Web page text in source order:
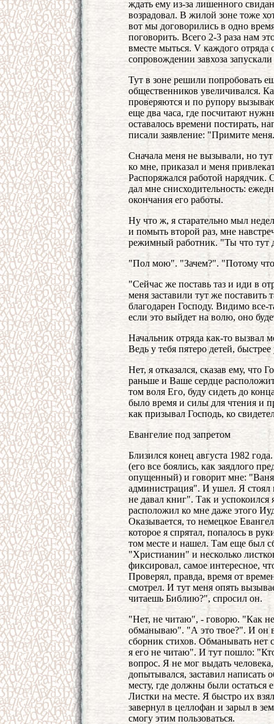
ждать ему из-за лишенного
возрадовал. В жилой зоне тоже
вот мы договорились в одно
поговорить. Всего 2-3 раза нам
вместе мыться. V каждого отряда
сопровождении завхоза
Тут в зоне решили попробовать
общественников увеличивался.
проверяются и по рупору
еще два часа, где посчитают
оставалось времени постирать,
писали заявление: "Примите
Сначала меня не вызывали, но
ко мне, приказал и меня
Распоряжался работой
дал мне снисходительность:
окончания его работы.
Ну что ж, я старательно мыл
и помыть второй раз, мне
режимный работник. "Ты что тут
"Пол мою". "Зачем?". "Потому что
"Сейчас же поставь таз и иди в
меня заставили тут же поставить
благодарен Господу. Видимо
если это выйдет на волю, оно
Начальник отряда как-то вызвал
Ведь у тебя пятеро детей,
Нет, я отказался, сказав ему, что
раньше и Ваше сердце
том воля Его, буду сидеть до
было время и силы для чтения и
как призывал Господь, ко
Евангелие под запретом
Близился конец августа 1982
(его все боялись, как заядлого
опущенный) и говорит мне:
администрация". И ушел. Я
не давал книг". Так и успокоился
расположил ко мне даже этого
Оказывается, то немецкое
которое я спрятал, попалось в
том месте и нашел. Там еще был
"Христианин" и несколько
фиксировал, самое интересное,
Проверял, правда, время от
смотрел. И тут меня опять
читаешь Библию?", спросил он.
"Нет, не читаю", - говорю. "Как
обманываю". "А это твое?". И он
сборник стихов. Обманывать нет
я его не читаю". И тут пошло:
вопрос. Я не мог выдать
допытывался, заставил
месту, где должны были
Листки на месте. Я быстро их
завернул в целлофан и зарыл в
смогу этим пользоваться.